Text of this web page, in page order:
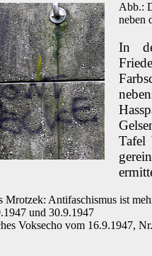
Abb.:
neben
In
Tafel
Antifaschismus ist
und 30.9.1947
Voksecho vom 16.9.1947,